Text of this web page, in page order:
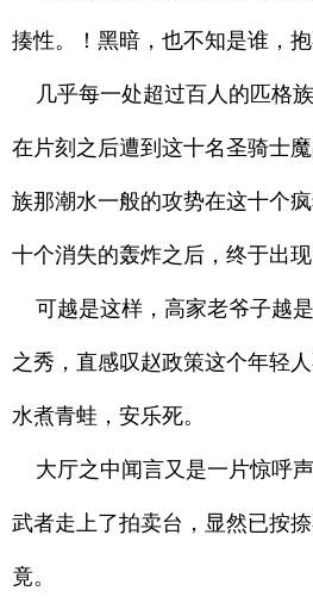
揍性。！黑暗，也不知是谁，抱
几乎每一处超过百人的匹格
在片刻之后遭到这十名圣骑士
族那潮水一般的攻势在这十个
十个消失的轰炸之后，终于出现
可越是这样，高家老爷子越
之秀，直感叹赵政策这个年轻
水煮青蛙，安乐死。
大厅之中闻言又是一片惊呼
武者走上了拍卖台，显然已按
竟。